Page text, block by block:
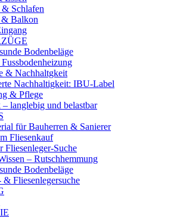
Schlafen
& Balkon
Bodenbeläge
& Nachhaltgkeit
Nachhaltigkeit: IBU-Label
& Pflege
langlebig und belastbar
für Bauherren & Sanierer
Fliesenkauf
Fliesenleger-Suche
– Rutschhemmung
Bodenbeläge
& Fliesenlegersuche